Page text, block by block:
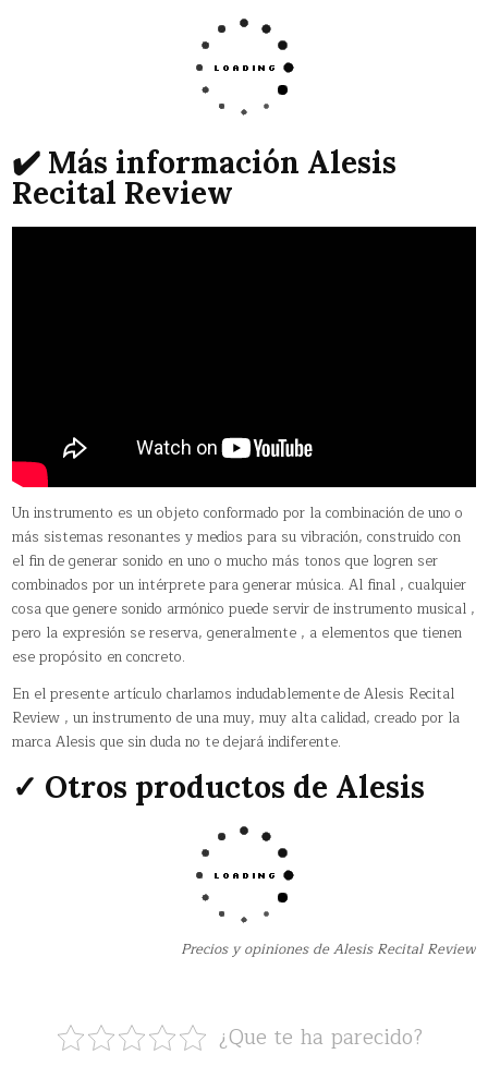
✔️ Más información Alesis
Recital Review
Un instrumento es un objeto conformado por la combinación de uno o
más sistemas resonantes y medios para su vibración, construido con
el fin de generar sonido en uno o mucho más tonos que logren ser
combinados por un intérprete para generar música. Al final , cualquier
cosa que genere sonido armónico puede servir de instrumento musical ,
pero la expresión se reserva, generalmente , a elementos que tienen
ese propósito en concreto.
En el presente artículo charlamos indudablemente de Alesis Recital
Review , un instrumento de una muy, muy alta calidad, creado por la
marca Alesis que sin duda no te dejará indiferente.
✓ Otros productos de Alesis
Precios y opiniones de Alesis Recital Review
¿Que te ha parecido?